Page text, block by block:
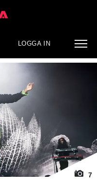
LOGGA IN
bränsle
7